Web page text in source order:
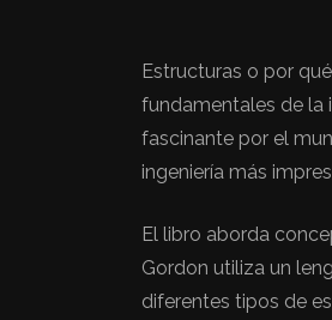
Estructuras o por
fundamentales de la
fascinante por el
ingeniería más
El libro aborda
Gordon utiliza un
diferentes tipos de